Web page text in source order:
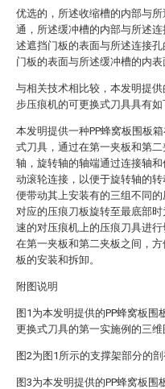
优选的，所述收缩槽的内部与
通，所述缓冲槽的内部与所述
述遮挡门板的表面与所述连接
门板的表面与所述缓冲槽的内表
与相关技术相比较，本发明提供
步压痕机的可更换式刀具具有如
本发明提供一种PP蜂窝板围板
式刀具，通过在第一夹板和第
轴，旋转轴的轴端通过连接轴
动滚轮连接，以便于旋转轴的
便带动其上安装有的三组不同的
对应的压痕刀板旋转至最底部
速的对压痕机上的压痕刀具进
在第一夹板和第二夹板之间，
板的安装和拆卸。
附图说明
图1为本发明提供的PP蜂窝板围
更换式刀具的第一实施例的三维
图2为图1所示的支撑架部分的剖
图3为本发明提供的PP蜂窝板围